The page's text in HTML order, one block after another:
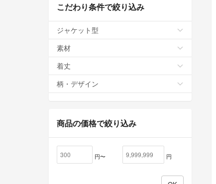
こだわり条件で絞り込み
ジャケット型
素材
着丈
柄・デザイン
商品の価格で絞り込み
円〜 円